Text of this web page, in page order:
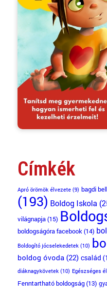
Címkék
Apró örömök élvezete(9) bagdi
(193) Boldog Iskola
világnapja(15)
boldogságóra facebook(14)
Boldogító jócselekedetek (10)
boldog óvoda(22) család
diáknagykövetek (10) Egészséges
Fenntartható boldogság(13)